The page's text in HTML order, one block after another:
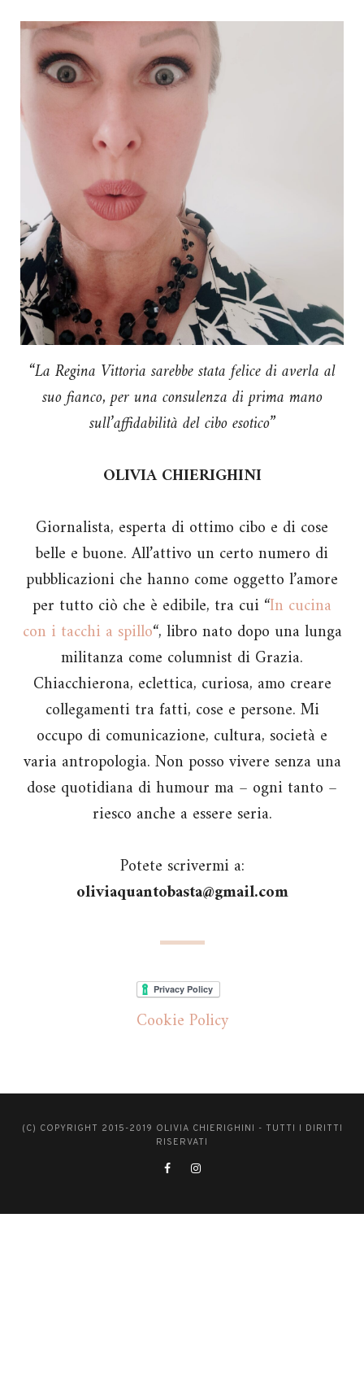
“La Regina Vittoria sarebbe stata felice di averla al
suo fianco, per una consulenza di prima mano
sull’affidabilità del cibo esotico”
OLIVIA CHIERIGHINI
Giornalista, esperta di ottimo cibo e di cose
belle e buone. All’attivo un certo numero di
pubblicazioni che hanno come oggetto l’amore
per tutto ciò che è edibile, tra cui “In cucina
con i tacchi a spillo“, libro nato dopo una lunga
militanza come columnist di Grazia.
Chiacchierona, eclettica, curiosa, amo creare
collegamenti tra fatti, cose e persone. Mi
occupo di comunicazione, cultura, società e
varia antropologia. Non posso vivere senza una
dose quotidiana di humour ma – ogni tanto –
riesco anche a essere seria.
Potete scrivermi a:
oliviaquantobasta@gmail.com
Cookie Policy
(C) COPYRIGHT 2015-2019 OLIVIA CHIERIGHINI - TUTTI I DIRITTI
RISERVATI